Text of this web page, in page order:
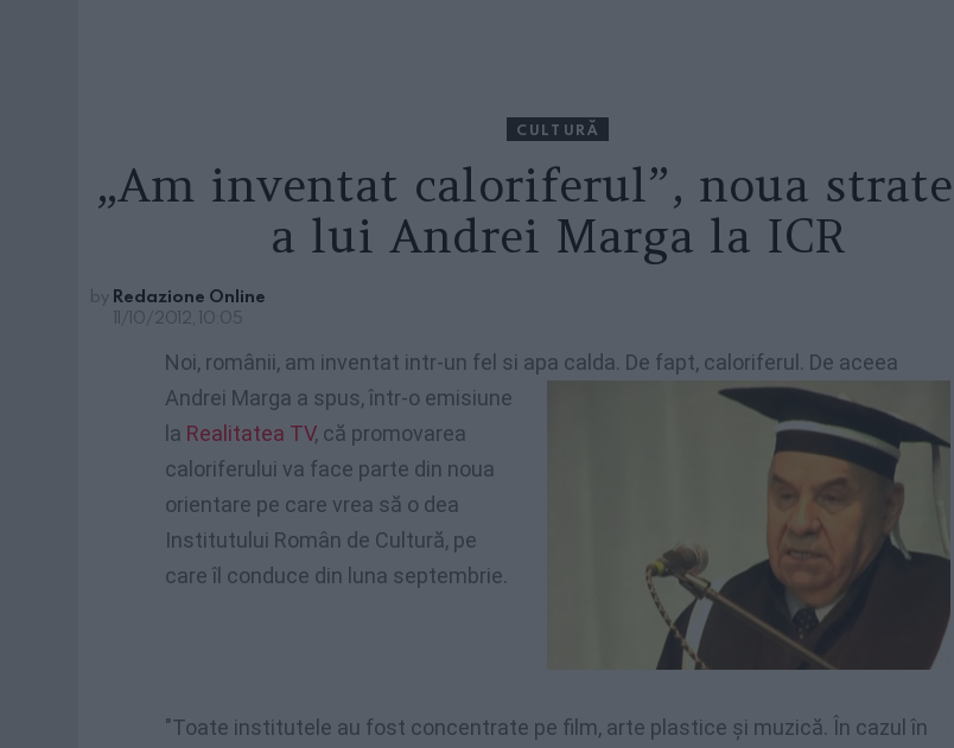
CULTURĂ
„Am inventat caloriferul”, noua
a lui Andrei Marga la ICR
by Redazione Online
11/10/2012, 10:05
Noi, românii, am inventat intr-un fel si apa calda. De fapt, caloriferul. De aceea
Andrei Marga a spus, într-o emisiune
la Realitatea TV, că promovarea
caloriferului va face parte din noua
orientare pe care vrea să o dea
Institutului Român de Cultură, pe
care îl conduce din luna septembrie.
"Toate institutele au fost concentrate pe film, arte plastice şi muzică. În cazul în